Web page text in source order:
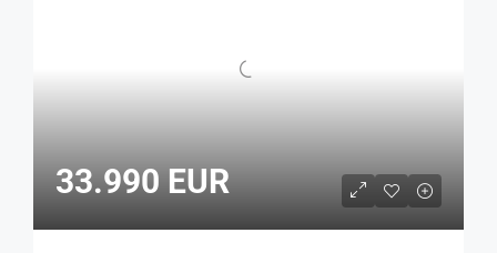
33.990 EUR